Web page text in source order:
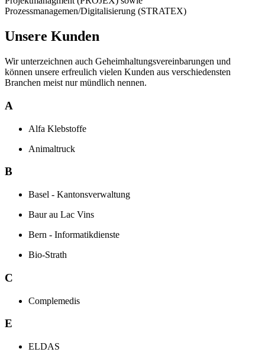
Prozessmanagemen/Digitalisierung (STRATEX)
Unsere Kunden
Wir unterzeichnen auch Geheimhaltungsvereinbarungen und
können unsere erfreulich vielen Kunden aus verschiedensten
Branchen meist nur mündlich nennen.
A
Alfa Klebstoffe
Animaltruck
B
Basel - Kantonsverwaltung
Baur au Lac Vins
Bern - Informatikdienste
Bio-Strath
C
Complemedis
E
ELDAS